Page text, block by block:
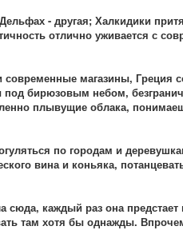
- другая; Халкидики
отлично уживается с
магазины, Греция
бирюзовым небом,
плывущие облака,
по городам и
вина и коньяка,
каждый раз она
там хотя бы однажды.